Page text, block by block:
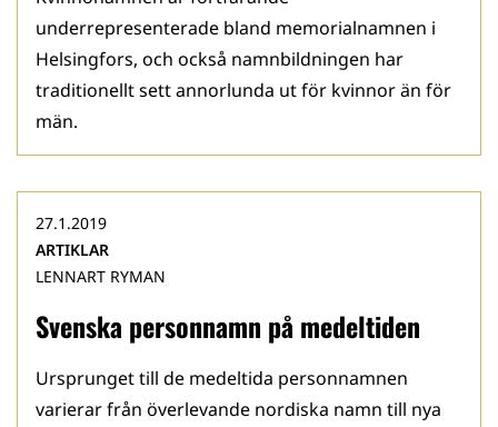
underrepresenterade bland memorialnamnen i
Helsingfors, och också namnbildningen har
traditionellt sett annorlunda ut för kvinnor än för
män.
Svenska personnamn på medeltiden
27.1.2019
ARTIKLAR
LENNART RYMAN
Ursprunget till de medeltida personnamnen
varierar från överlevande nordiska namn till nya